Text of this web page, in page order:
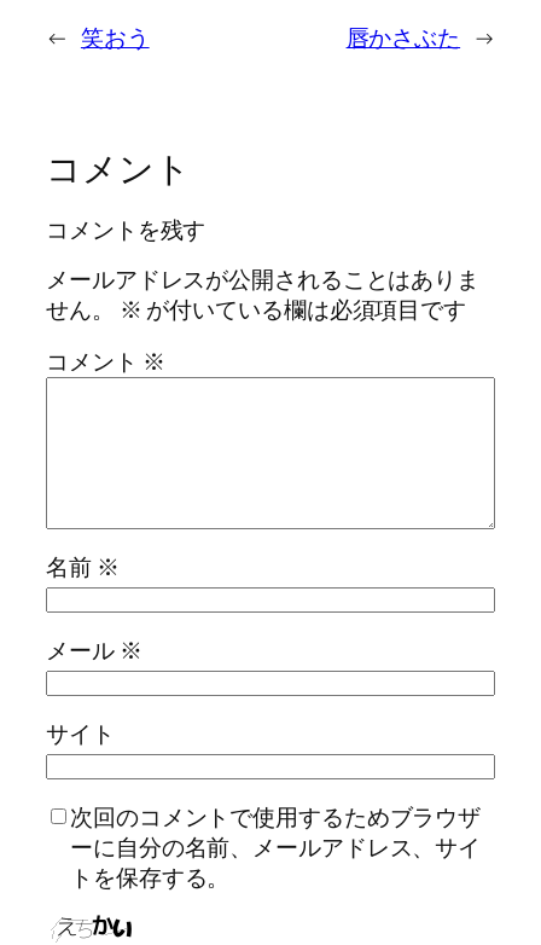
← 笑おう 唇かさぶた →
コメント
コメントを残す
メールアドレスが公開されることはありま
せん。
※ が付いている欄は必須項目です
コメント ※
名前 ※
メール ※
サイト
次回のコメントで使用するためブラウザ
ーに自分の名前、メールアドレス、サイ
トを保存する。